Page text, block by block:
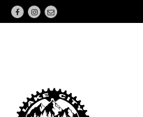
Skip
to